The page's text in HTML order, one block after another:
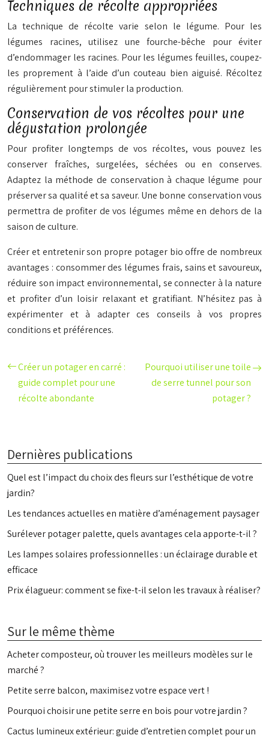
Techniques de récolte appropriées
La technique de récolte varie selon le légume. Pour les
légumes racines, utilisez une fourche-bêche pour éviter
d’endommager les racines. Pour les légumes feuilles, coupez-
les proprement à l’aide d’un couteau bien aiguisé. Récoltez
régulièrement pour stimuler la production.
Conservation de vos récoltes pour une
dégustation prolongée
Pour profiter longtemps de vos récoltes, vous pouvez les
conserver fraîches, surgelées, séchées ou en conserves.
Adaptez la méthode de conservation à chaque légume pour
préserver sa qualité et sa saveur. Une bonne conservation vous
permettra de profiter de vos légumes même en dehors de la
saison de culture.
Créer et entretenir son propre potager bio offre de nombreux
avantages : consommer des légumes frais, sains et savoureux,
réduire son impact environnemental, se connecter à la nature
et profiter d’un loisir relaxant et gratifiant. N’hésitez pas à
expérimenter et à adapter ces conseils à vos propres
conditions et préférences.
Créer un potager en carré :
guide complet pour une
récolte abondante
Pourquoi utiliser une toile
de serre tunnel pour son
potager ?
Dernières publications
Quel est l’impact du choix des fleurs sur l’esthétique de votre
jardin?
Les tendances actuelles en matière d’aménagement paysager
Surélever potager palette, quels avantages cela apporte-t-il ?
Les lampes solaires professionnelles : un éclairage durable et
efficace
Prix élagueur: comment se fixe-t-il selon les travaux à réaliser?
Sur le même thème
Acheter composteur, où trouver les meilleurs modèles sur le
marché ?
Petite serre balcon, maximisez votre espace vert !
Pourquoi choisir une petite serre en bois pour votre jardin ?
Cactus lumineux extérieur: guide d’entretien complet pour un